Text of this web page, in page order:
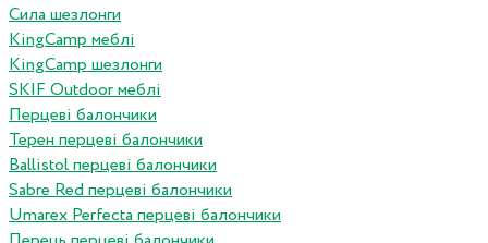
Сила шезлонги
KingCamp меблі
KingCamp шезлонги
SKIF Outdoor меблі
Перцеві балончики
Терен перцеві балончики
Ballistol перцеві балончики
Sabre Red перцеві балончики
Umarex Perfecta перцеві балончики